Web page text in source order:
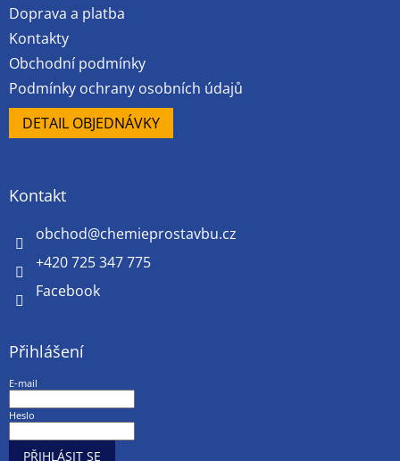
Doprava a platba
Kontakty
Obchodní podmínky
Podmínky ochrany osobních údajů
DETAIL OBJEDNÁVKY
Kontakt
obchod@chemieprostavbu.cz
+420 725 347 775
Facebook
Přihlášení
E-mail
Heslo
PŘIHLÁSIT SE